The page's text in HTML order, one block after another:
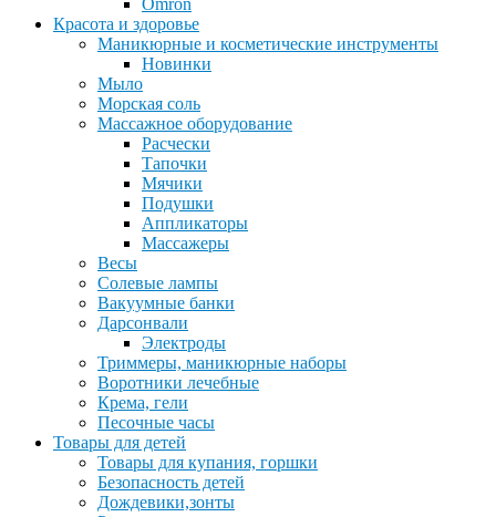
Omron
Красота и здоровье
Маникюрные и косметические инструменты
Новинки
Мыло
Морская соль
Массажное оборудование
Расчески
Тапочки
Мячики
Подушки
Аппликаторы
Массажеры
Весы
Солевые лампы
Вакуумные банки
Дарсонвали
Электроды
Триммеры, маникюрные наборы
Воротники лечебные
Крема, гели
Песочные часы
Товары для детей
Товары для купания, горшки
Безопасность детей
Дождевики,зонты